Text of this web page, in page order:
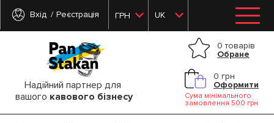
Вхід Реєстрація ГРН UK
Надійний партнер для
вашого кавового бізнесу
0 товарів
Обране
0 грн
Оформити
Сума мінімального
замовлення 500 грн